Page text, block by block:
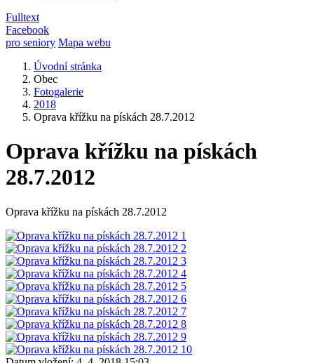
Fulltext
Facebook
pro seniory Mapa webu
Úvodní stránka
Obec
Fotogalerie
2018
Oprava křížku na pískách 28.7.2012
Oprava křížku na pískách
28.7.2012
Oprava křížku na pískách 28.7.2012